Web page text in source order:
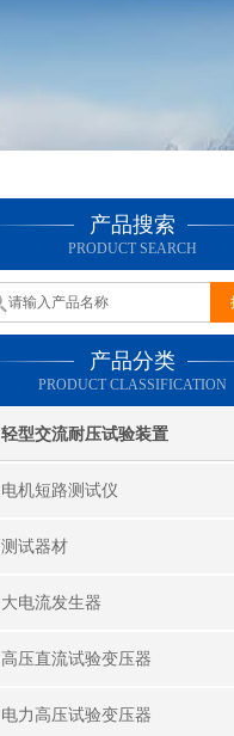
产品搜索
PRODUCT SEARCH
产品分类
PRODUCT CLASSIFICATION
轻型交流耐压试验装置
电机短路测试仪
测试器材
大电流发生器
高压直流试验变压器
电力高压试验变压器